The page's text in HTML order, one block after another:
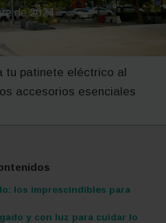
de 2024
tu patinete eléctrico al
accesorios esenciales
los imprescindibles para
y con luz para cuidar lo